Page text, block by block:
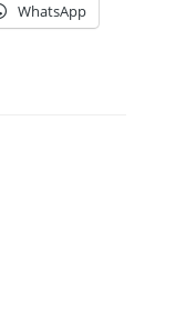
WhatsApp